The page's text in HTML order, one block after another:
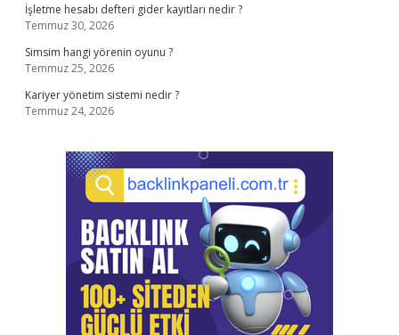
İşletme hesabı defteri gider kayıtları nedir ?
Temmuz 30, 2026
Simsim hangi yörenin oyunu ?
Temmuz 25, 2026
Kariyer yönetim sistemi nedir ?
Temmuz 24, 2026